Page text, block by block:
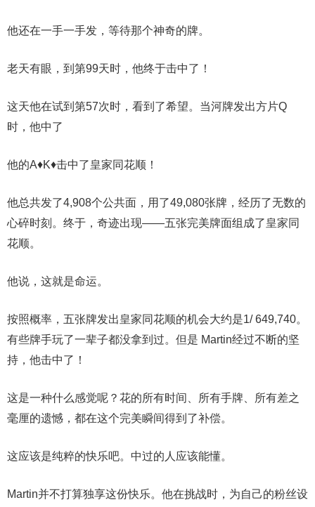
他还在一手一手发，等待那个神奇的牌。
老天有眼，到第99天时，他终于击中了！
这天他在试到第57次时，看到了希望。当河牌发出方片Q
时，他中了
他的A♦K♦击中了皇家同花顺！
他总共发了4,908个公共面，用了49,080张牌，经历了无数的
心碎时刻。终于，奇迹出现——五张完美牌面组成了皇家同
花顺。
他说，这就是命运。
按照概率，五张牌发出皇家同花顺的机会大约是1/ 649,740。
有些牌手玩了一辈子都没拿到过。但是 Martin经过不断的坚
持，他击中了！
这是一种什么感觉呢？花的所有时间、所有手牌、所有差之
毫厘的遗憾，都在这个完美瞬间得到了补偿。
这应该是纯粹的快乐吧。中过的人应该能懂。
Martin并不打算独享这份快乐。他在挑战时，为自己的粉丝设